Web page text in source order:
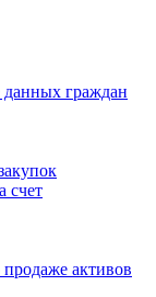
данных граждан
счет
активов